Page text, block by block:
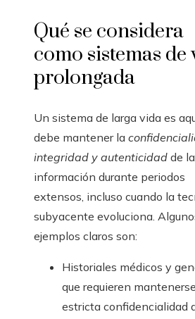
Qué se considera
como sistemas de
prolongada
Un sistema de larga vida es
debe mantener la
integridad y autenticidad de la
información durante periodos
extensos, incluso cuando la
subyacente evoluciona.
ejemplos claros son:
Historiales médicos y
que requieren
estricta confidencialidad